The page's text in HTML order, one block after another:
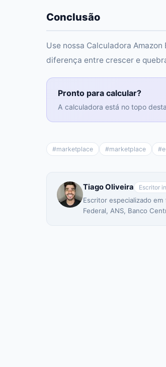
Conclusão
Use nossa Calculadora
diferença entre crescer e
Pronto para calcular?
A calculadora está no topo
#marketplace #marketplace #
Tiago Oliveira Escritor
Escritor especializado
Federal, ANS, Banco